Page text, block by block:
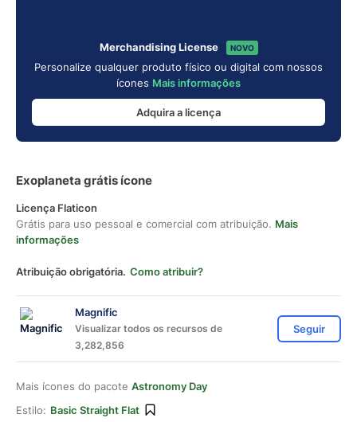
Merchandising License NOVO
Personalize qualquer produto físico ou digital com nossos
ícones Mais informações
Adquira a licença
Exoplaneta grátis ícone
Licença Flaticon
Grátis para uso pessoal e comercial com atribuição. Mais
informações
Atribuição obrigatória. Como atribuir?
Magnific
Visualizar todos os recursos de
3,282,856
Seguir
Mais ícones do pacote Astronomy Day
Estilo: Basic Straight Flat